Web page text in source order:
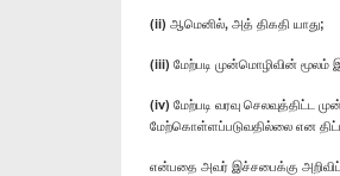
(ii) ஆமெனில், அத் திகதி யாது;
(iii) மேற்படி முன்மொழிவின் மூலம்
(iv) மேற்படி வரவு செலவுத்திட்ட
மேற்கொள்ளப்படுவதில்லை என
என்பதை அவர் இச்சபைக்கு